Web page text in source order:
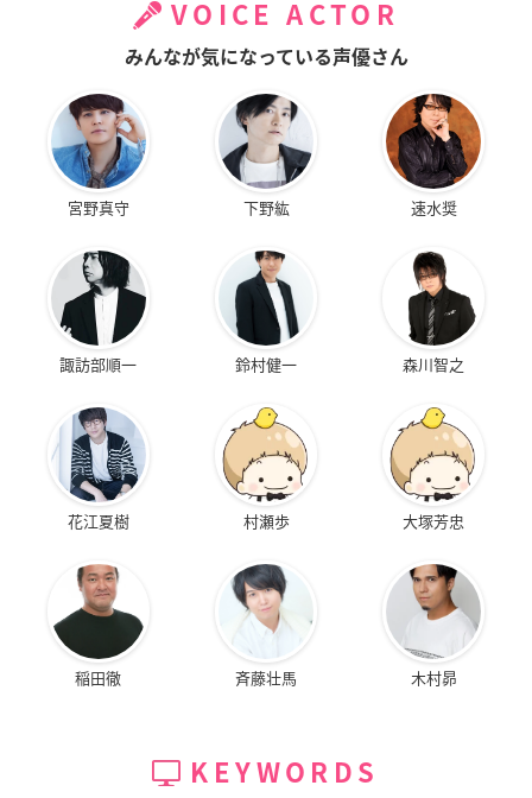
VOICE ACTOR
みんなが気になっている声優さん
宮野真守 下野紘 速水奨
諏訪部順一 鈴村健一 森川智之
花江夏樹 村瀬歩 大塚芳忠
稲田徹 斉藤壮馬 木村昴
KEYWORDS